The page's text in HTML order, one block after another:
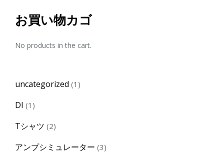
お買い物カゴ
No products in the cart.
uncategorized 1 1
DI 1 1
Tシャツ 22
アンプシミュレーター 33